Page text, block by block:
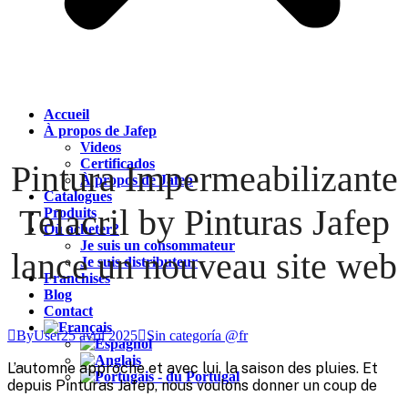
Accueil
À propos de Jafep
Videos
Certificados
À propos de Jafep
Catalogues
Produits
Où acheter?
Je suis un consommateur
Je suis distributeur
Franchises
Blog
Contact
Pintura Impermeabilizante
Telacril by Pinturas Jafep
lance un nouveau site web
ByUser25 avril 2025 Sin categoría @fr
L’automne approche et avec lui, la saison des pluies. Et
depuis Pinturas Jafep, nous voulons donner un coup de